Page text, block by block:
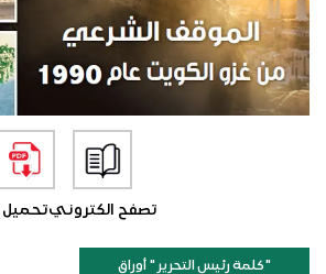
تصفح الكترونيتحميل
"كلمة رئيس التحرير " أوراق